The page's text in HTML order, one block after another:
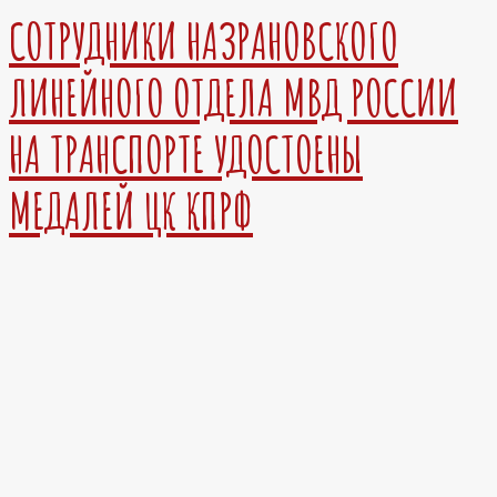
СОТРУДНИКИ НАЗРАНОВСКОГО
ЛИНЕЙНОГО ОТДЕЛА МВД РОССИИ
НА ТРАНСПОРТЕ УДОСТОЕНЫ
МЕДАЛЕЙ ЦК КПРФ